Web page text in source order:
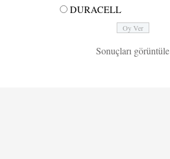
DURACELL
Sonuçları görüntüle